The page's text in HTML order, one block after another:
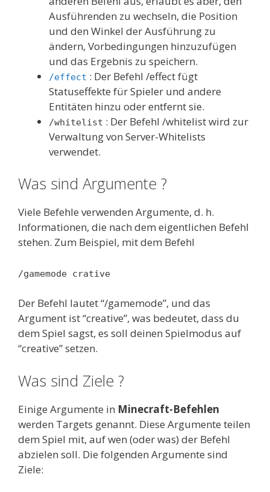
Ausführenden zu wechseln, die Position
und den Winkel der Ausführung zu
ändern, Vorbedingungen hinzuzufügen
und das Ergebnis zu speichern.
/effect : Der Befehl /effect fügt
Statuseffekte für Spieler und andere
Entitäten hinzu oder entfernt sie.
/whitelist : Der Befehl /whitelist wird zur
Verwaltung von Server-Whitelists
verwendet.
Was sind Argumente ?
Viele Befehle verwenden Argumente, d. h.
Informationen, die nach dem eigentlichen Befehl
stehen. Zum Beispiel, mit dem Befehl
/gamemode crative
Der Befehl lautet “/gamemode”, und das
Argument ist “creative”, was bedeutet, dass du
dem Spiel sagst, es soll deinen Spielmodus auf
“creative” setzen.
Was sind Ziele ?
Einige Argumente in Minecraft-Befehlen
werden Targets genannt. Diese Argumente teilen
dem Spiel mit, auf wen (oder was) der Befehl
abzielen soll. Die folgenden Argumente sind
Ziele: